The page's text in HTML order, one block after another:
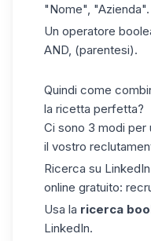
"Nome", "Azienda".
Un operatore
AND, (parentesi).
Quindi come
la ricetta perfetta?
Ci sono 3 modi per
il vostro
Ricerca su
online gratuito:
Usa la ricerca
LinkedIn.